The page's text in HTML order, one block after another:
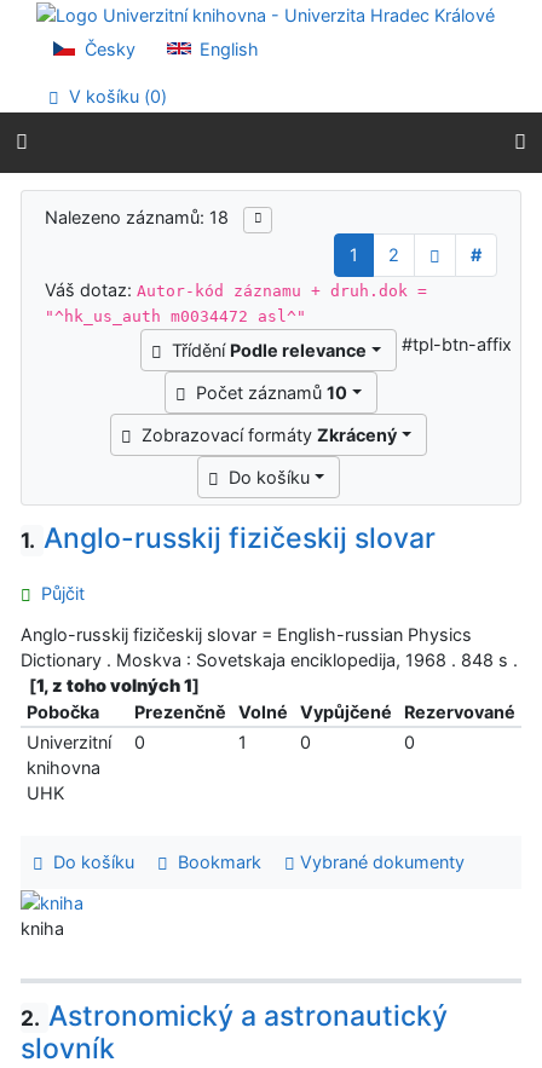
Přejít na obsah
Přejít na menu
Prohlášení o webové přístupnosti
Česky English
V košíku (0)
Výsledky vyhledávání
Nalezeno záznamů: 18
1
2
#
Váš dotaz:Autor-kód záznamu + druh.dok =
"^hk_us_auth m0034472 asl^"
Třídění Podle relevance
Počet záznamů 10
Zobrazovací formáty Zkrácený
Do košíku
#tpl-btn-affix
1. Anglo-russkij fizičeskij slovar
Půjčit
Anglo-russkij fizičeskij slovar = English-russian Physics
Dictionary . Moskva : Sovetskaja enciklopedija, 1968 . 848 s .
[1, z toho volných 1]
Pobočka
Prezenčně Volné Vypůjčené
Rezervované
Univerzitní
knihovna
UHK
0 1 0 0
Do košíku Bookmark Vybrané dokumenty
kniha
2. Astronomický a astronautický
slovník